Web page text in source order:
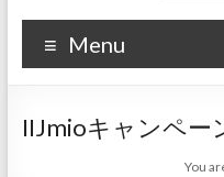
バ
イ
ル
び
ビュ
ホ値
Menu
IIJmioキャンペー
You